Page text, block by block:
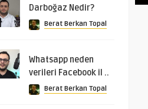
Darboğaz Nedir?
Berat Berkan Topal
Whatsapp neden
verileri Facebook il ..
Berat Berkan Topal